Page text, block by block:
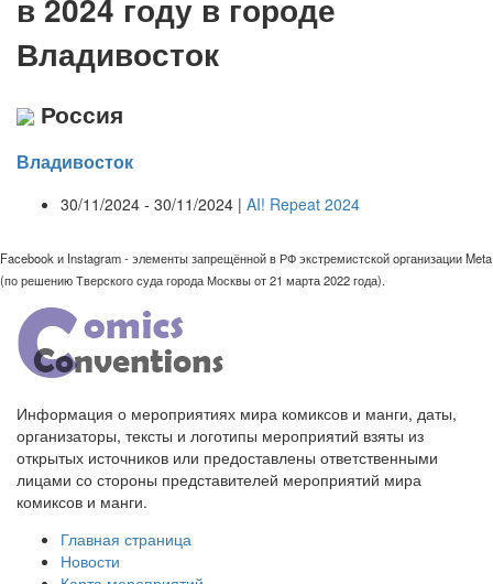
в 2024 году в городе
Владивосток
Россия
Владивосток
30/11/2024 - 30/11/2024 | AI! Repeat 2024
Facebook и Instagram - элементы запрещённой в РФ экстремистской организации Meta
(по решению Тверского суда города Москвы от 21 марта 2022 года).
Информация о мероприятиях мира комиксов и манги, даты,
организаторы, тексты и логотипы мероприятий взяты из
открытых источников или предоставлены ответственными
лицами со стороны представителей мероприятий мира
комиксов и манги.
Главная страница
Новости